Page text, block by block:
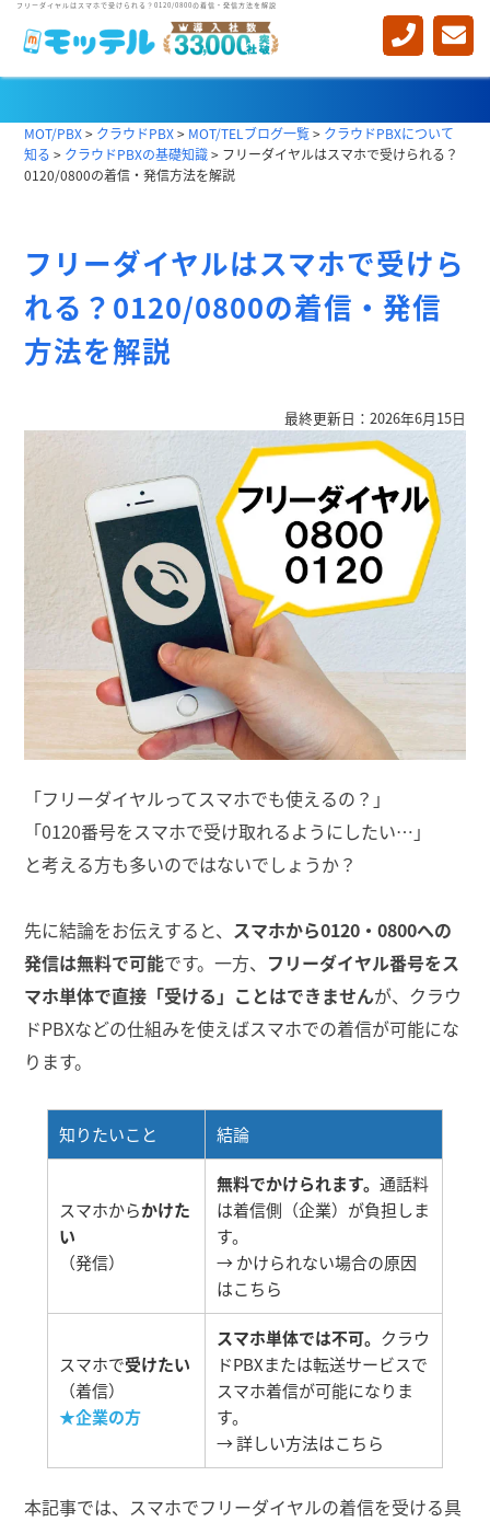
フリーダイヤルはスマホで受けられる？0120/0800の着信・発信方法を解説
クラウドPBXの基礎知識
MOT/PBX> クラウドPBX> MOT/TELブログ一覧> クラウドPBXについて
知る > クラウドPBXの基礎知識> フリーダイヤルはスマホで受けられる？
0120/0800の着信・発信方法を解説
フリーダイヤルはスマホで受けら
れる？0120/0800の着信・発信
方法を解説
最終更新日：2026年6月15日
「フリーダイヤルってスマホでも使えるの？」
「0120番号をスマホで受け取れるようにしたい…」
と考える方も多いのではないでしょうか？
先に結論をお伝えすると、 スマホから0120・0800への
発信は無料で可能です。一方、 フリーダイヤル番号をス
マホ単体で直接「受ける」ことはできませんが、クラウ
ドPBXなどの仕組みを使えばスマホでの着信が可能にな
ります。
知りたいこと 結論
スマホからかけた
い
（発信）
無料でかけられます。 通話料
は着信側（企業）が負担しま
す。
→ かけられない場合の原因
はこちら
スマホで受けたい
（着信）
★企業の方
スマホ単体では不可。 クラウ
ドPBXまたは転送サービスで
スマホ着信が可能になりま
す。
→ 詳しい方法はこちら
本記事では、スマホでフリーダイヤルの着信を受ける具